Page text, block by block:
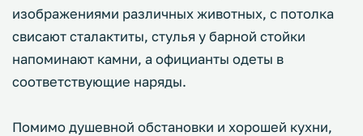
изображениями различных животных, с потолка
свисают сталактиты, стулья у барной стойки
напоминают камни, а официанты одеты в
соответствующие наряды.
Помимо душевной обстановки и хорошей кухни,